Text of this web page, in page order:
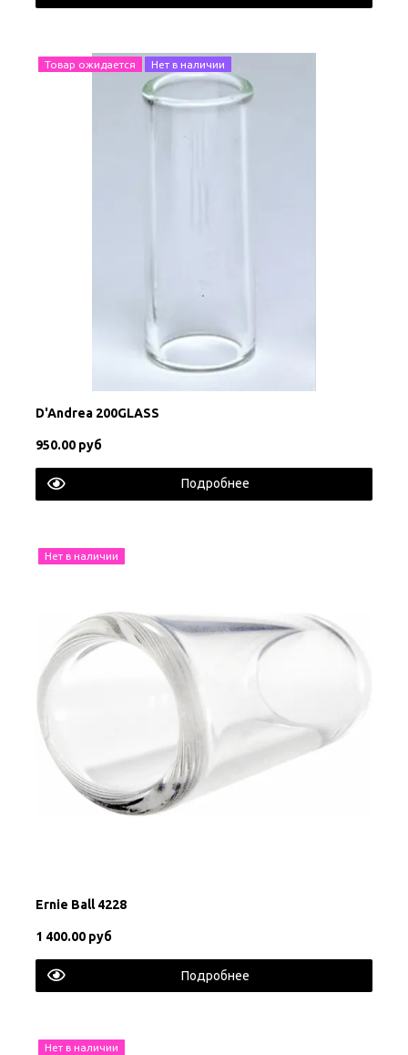
Товар ожидается Нет в наличии
D'Andrea 200GLASS
950.00 руб
Подробнее
Нет в наличии
Ernie Ball 4228
1 400.00 руб
Подробнее
Нет в наличии